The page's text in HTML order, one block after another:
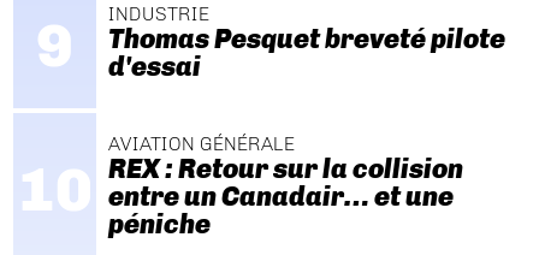
INDUSTRIE
Thomas Pesquet breveté pilote
d'essai
AVIATION GÉNÉRALE
REX : Retour sur la collision
entre un Canadair… et une
péniche